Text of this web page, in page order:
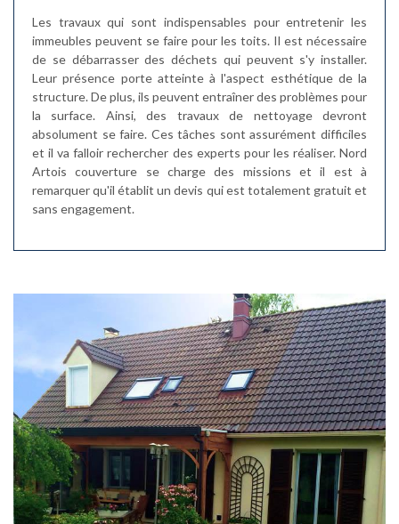
Les travaux qui sont indispensables pour entretenir les
immeubles peuvent se faire pour les toits. Il est nécessaire
de se débarrasser des déchets qui peuvent s'y installer.
Leur présence porte atteinte à l'aspect esthétique de la
structure. De plus, ils peuvent entraîner des problèmes pour
la surface. Ainsi, des travaux de nettoyage devront
absolument se faire. Ces tâches sont assurément difficiles
et il va falloir rechercher des experts pour les réaliser. Nord
Artois couverture se charge des missions et il est à
remarquer qu'il établit un devis qui est totalement gratuit et
sans engagement.